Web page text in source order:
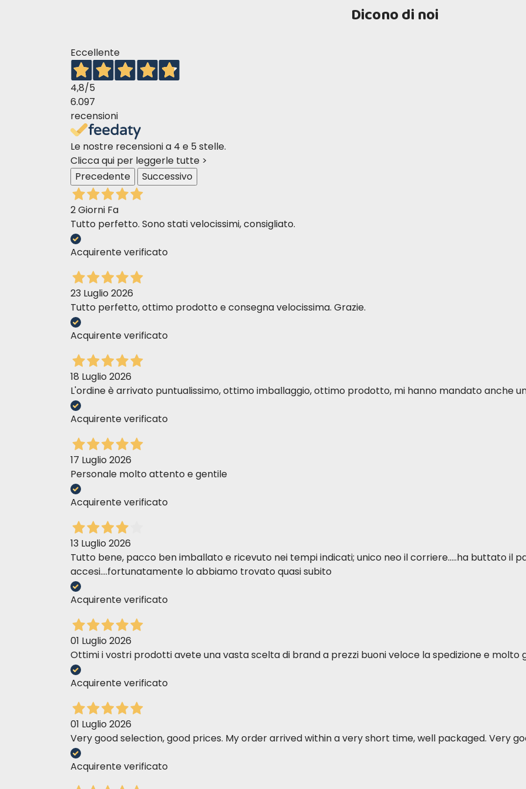
Dicono di noi
Eccellente
4,8/5
6.097
recensioni
Le nostre recensioni a 4 e 5 stelle.
Clicca qui per leggerle tutte >
Precedente
Successivo
2 Giorni Fa
Tutto perfetto. Sono stati velocissimi, consigliato.
Acquirente verificato
23 Luglio 2026
Tutto perfetto, ottimo prodotto e consegna velocissima. Grazie.
Acquirente verificato
18 Luglio 2026
L'ordine è arrivato puntualissimo, ottimo imballaggio, ottimo prodotto, mi hanno mandato anche
Acquirente verificato
17 Luglio 2026
Personale molto attento e gentile
Acquirente verificato
13 Luglio 2026
Tutto bene, pacco ben imballato e ricevuto nei tempi indicati; unico neo il corriere.....ha buttato il
accesi....fortunatamente lo abbiamo trovato quasi subito
Acquirente verificato
01 Luglio 2026
Ottimi i vostri prodotti avete una vasta scelta di brand a prezzi buoni veloce la spedizione e molto
Acquirente verificato
01 Luglio 2026
Very good selection, good prices. My order arrived within a very short time, well packaged. Very
Acquirente verificato